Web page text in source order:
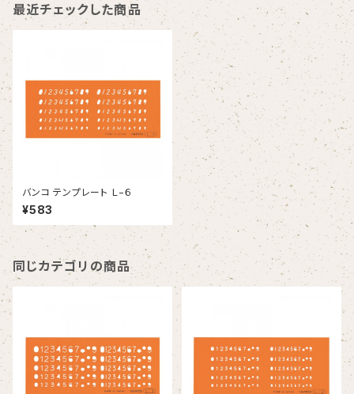
最近チェックした商品
バンコ テンプレート Ｌ−６
¥583
同じカテゴリの商品